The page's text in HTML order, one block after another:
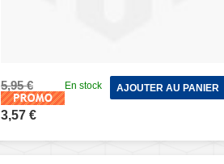
5,95 €
3,57 €
En stock AJOUTER AU PANIER